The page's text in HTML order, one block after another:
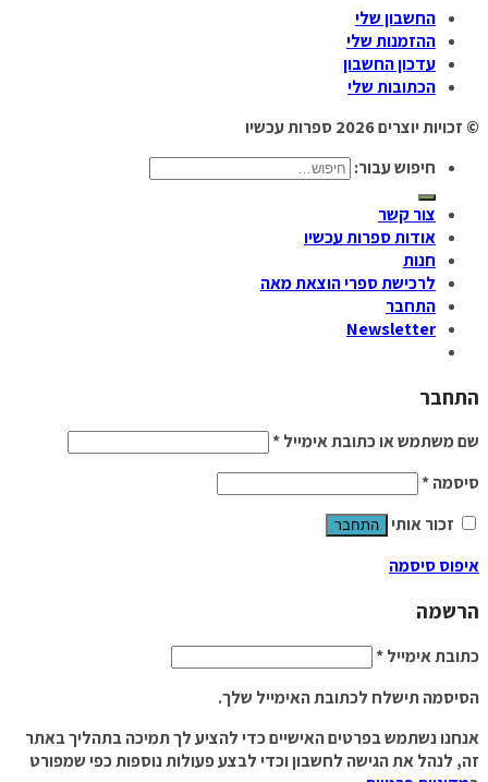
החשבון שלי
ההזמנות שלי
עדכון החשבון
הכתובות שלי
© זכויות יוצרים 2026
ספרות עכשיו
חיפוש עבור:
צור קשר
אודות ספרות עכשיו
חנות
לרכישת ספרי הוצאת מאה
התחבר
Newsletter
התחבר
שם משתמש או כתובת אימייל*
סיסמה*
זכור אותי
התחבר
איפוס סיסמה
הרשמה
כתובת אימייל*
הסיסמה תישלח לכתובת האימייל שלך.
אנחנו נשתמש בפרטים האישיים כדי להציע לך תמיכה בתהליך באתר
זה, לנהל את הגישה לחשבון וכדי לבצע פעולות נוספות כפי שמפורט